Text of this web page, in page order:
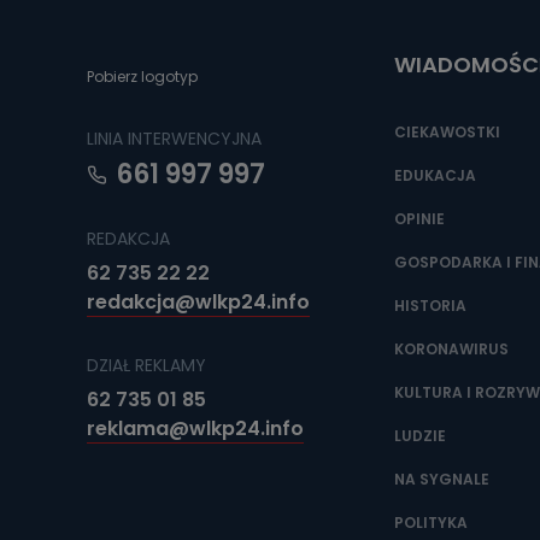
Jakie
Państwa (lub
źródeł
oraz partnerzy
Jak
Można to
Pobierz logotyp
LINIA INTERWENCYJNA
661 997 997
REDAKCJA
62 735 22 22
redakcja@wlkp24.info
DZIAŁ REKLAMY
62 735 01 85
reklama@wlkp24.info
CIEKAWOSTKI
EDUKACJA
OPINIE
GOSPODARKA I
HISTORIA
KORONAWIRUS
KULTURA I
LUDZIE
NA SYGNALE
POLITYKA